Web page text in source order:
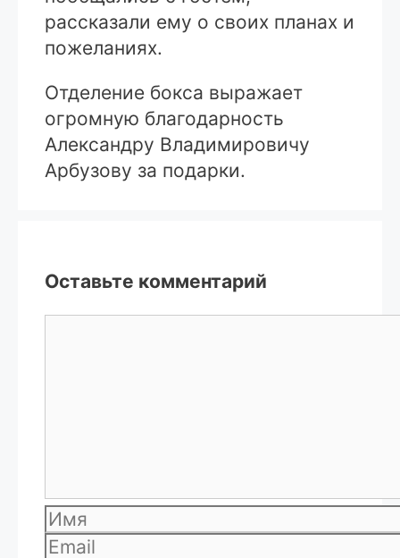
рассказали ему о своих планах и
пожеланиях.
Отделение бокса выражает
огромную благодарность
Александру Владимировичу
Арбузову за подарки.
Оставьте комментарий
Имя
Email